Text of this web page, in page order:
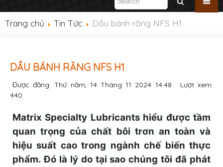
Trang chủ Tin Tức Dầu bánh răng NFS H1
DẦU BÁNH RĂNG NFS H1
Được đăng: Thứ năm, 14 Tháng 11 2024 14:48
Lượt xem:
440
Matrix Specialty Lubricants hiểu được tầm
quan trọng của chất bôi trơn an toàn và
hiệu suất cao trong ngành chế biến thực
phẩm. Đó là lý do tại sao chúng tôi đã phát